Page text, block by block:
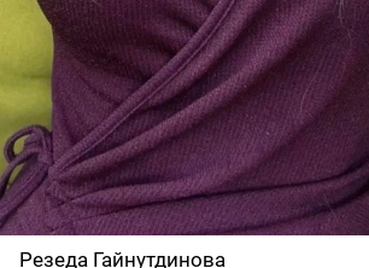
Резеда Гайнутдинова